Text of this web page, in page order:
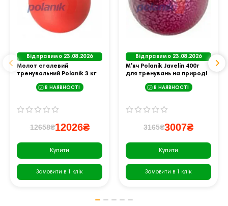
Відправимо 23.08.2026
Молот сталевий
тренувальний Polanik 3 кг
В НАЯВНОСТІ
12658₴12026₴
Купити
Замовити в 1 клік
Відправимо 23.08.2026
М'яч Polanik Javelin 400г
для тренувань на природі
В НАЯВНОСТІ
3165₴3007₴
Купити
Замовити в 1 клік